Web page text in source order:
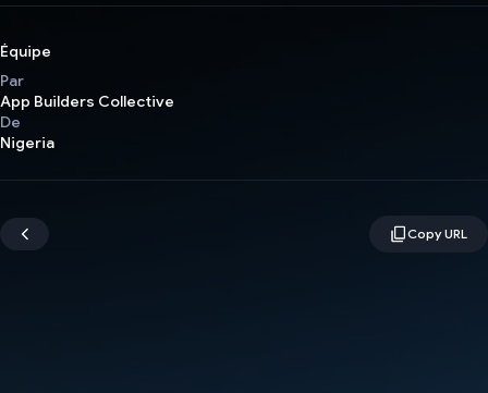
Équipe
Par
App Builders Collective
De
Nigeria